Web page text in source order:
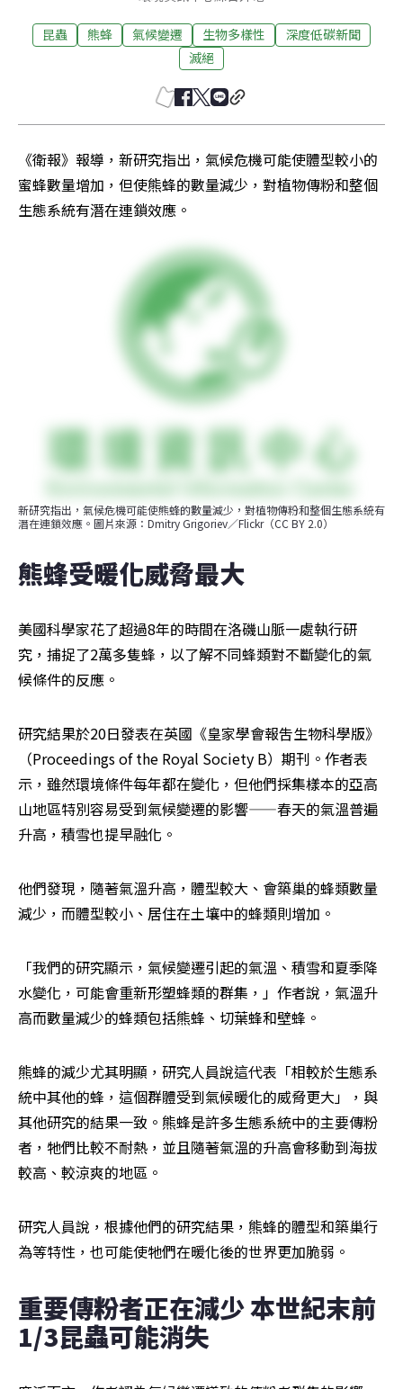
昆蟲 熊蜂 氣候變遷 生物多樣性
深度低碳新聞
滅絕
《衛報》報導，新研究指出，氣候危機可能使體型較小的
蜜蜂數量增加，但使熊蜂的數量減少，對植物傳粉和整個
生態系統有潛在連鎖效應。
新研究指出，氣候危機可能使熊蜂的數量減少，對植物傳粉和整個生態系統有
潛在連鎖效應。圖片來源：Dmitry Grigoriev／Flickr（CC BY 2.0）
熊蜂受暖化威脅最大
美國科學家花了超過8年的時間在洛磯山脈一處執行研
究，捕捉了2萬多隻蜂，以了解不同蜂類對不斷變化的氣
候條件的反應。
研究結果於20日發表在英國《皇家學會報吿生物科學版》
（Proceedings of the Royal Society B）期刊。作者表
示，雖然環境條件每年都在變化，但他們採集樣本的亞高
山地區特別容易受到氣候變遷的影響——春天的氣溫普遍
升高，積雪也提早融化。
他們發現，隨著氣溫升高，體型較大、會築巢的蜂類數量
減少，而體型較小、居住在土壤中的蜂類則增加。
「我們的研究顯示，氣候變遷引起的氣溫、積雪和夏季降
水變化，可能會重新形塑蜂類的群集，」作者說，氣溫升
高而數量減少的蜂類包括熊蜂、切葉蜂和壁蜂。
熊蜂的減少尤其明顯，研究人員說這代表「相較於生態系
統中其他的蜂，這個群體受到氣候暖化的威脅更大」，與
其他研究的結果一致。熊蜂是許多生態系統中的主要傳粉
者，牠們比較不耐熱，並且隨著氣溫的升高會移動到海拔
較高、較涼爽的地區。
研究人員說，根據他們的研究結果，熊蜂的體型和築巢行
為等特性，也可能使牠們在暖化後的世界更加脆弱。
重要傳粉者正在減少 本世紀末前
1/3昆蟲可能消失